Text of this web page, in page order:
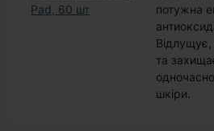
Pad, 60 шт
потужна
Відлущує,
та
шкіри.